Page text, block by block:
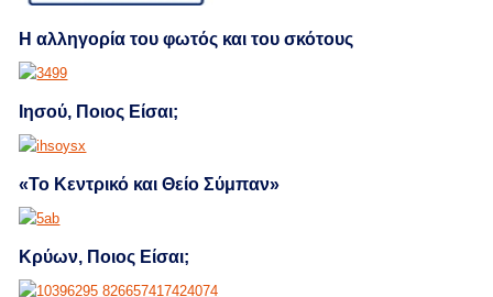
Η αλληγορία του φωτός και του σκότους
Ιησού, Ποιος Είσαι;
«Το Κεντρικό και Θείο Σύμπαν»
Κρύων, Ποιος Είσαι;